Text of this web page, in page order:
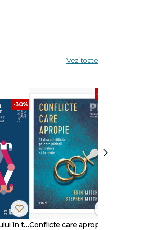
Vezi toate
-30%
Ghidul clinicianului în terapia schemelor
-30%
Conflicte care apropie
›